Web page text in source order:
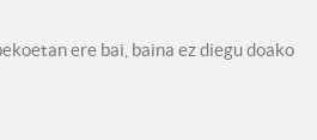
ere bai, baina ez diegu doako